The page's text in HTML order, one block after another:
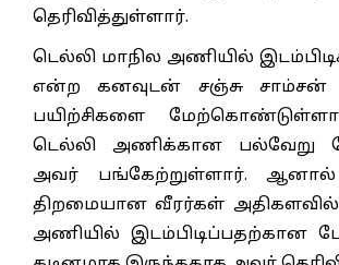
தெரிவித்துள்ளார்.
டெல்லி மாநில அணியில்
என்ற கனவுடன் சஞ்சு சாம்சன்
பயிற்சிகளை
டெல்லி அணிக்கான பல்வேறு
அவர் பங்கேற்றுள்ளார். ஆனால்
திறமையான வீரர்கள் அதிகளவில்
அணியில் இடம்பிடிப்பதற்கான